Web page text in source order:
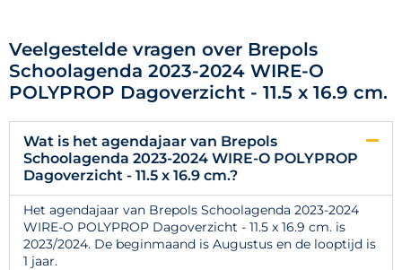
Veelgestelde vragen over Brepols
Schoolagenda 2023-2024 WIRE-O
POLYPROP Dagoverzicht - 11.5 x 16.9 cm.
Wat is het agendajaar van Brepols
Schoolagenda 2023-2024 WIRE-O POLYPROP
Dagoverzicht - 11.5 x 16.9 cm.?
Het agendajaar van Brepols Schoolagenda 2023-2024
WIRE-O POLYPROP Dagoverzicht - 11.5 x 16.9 cm. is
2023/2024. De beginmaand is Augustus en de looptijd is
1 jaar.